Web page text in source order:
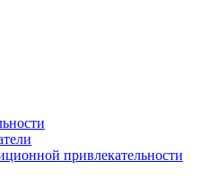
привлекательности